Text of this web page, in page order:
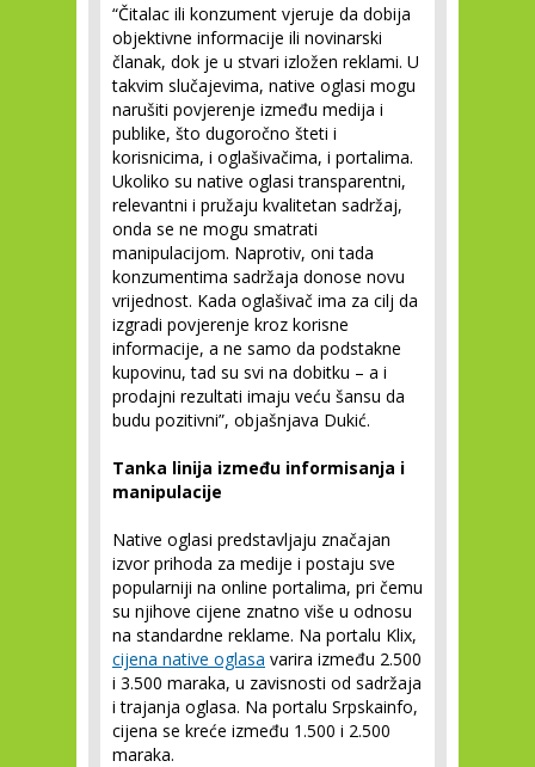
“Čitalac ili konzument vjeruje da dobija
objektivne informacije ili novinarski
članak, dok je u stvari izložen reklami. U
takvim slučajevima, native oglasi mogu
narušiti povjerenje između medija i
publike, što dugoročno šteti i
korisnicima, i oglašivačima, i portalima.
Ukoliko su native oglasi transparentni,
relevantni i pružaju kvalitetan sadržaj,
onda se ne mogu smatrati
manipulacijom. Naprotiv, oni tada
konzumentima sadržaja donose novu
vrijednost. Kada oglašivač ima za cilj da
izgradi povjerenje kroz korisne
informacije, a ne samo da podstakne
kupovinu, tad su svi na dobitku – a i
prodajni rezultati imaju veću šansu da
budu pozitivni”, objašnjava Dukić.
Tanka linija između informisanja i
manipulacije
Native oglasi predstavljaju značajan
izvor prihoda za medije i postaju sve
popularniji na online portalima, pri čemu
su njihove cijene znatno više u odnosu
na standardne reklame. Na portalu Klix,
cijena native oglasa varira između 2.500
i 3.500 maraka, u zavisnosti od sadržaja
i trajanja oglasa. Na portalu Srpskainfo,
cijena se kreće između 1.500 i 2.500
maraka.